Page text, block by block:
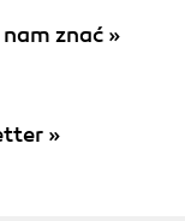
znać »
»